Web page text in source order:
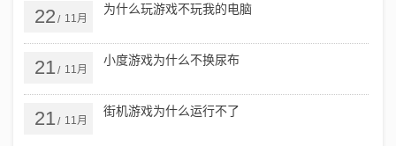
22 / 11月
为什么玩游戏不玩我的电脑
21 / 11月
小度游戏为什么不换尿布
21 / 11月
街机游戏为什么运行不了